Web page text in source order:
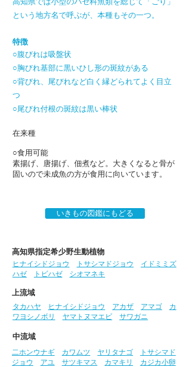
という地方名で呼ぶが、本種もその一つ。
特徴
○腹びれは吸盤状
○胸びれ基部に黒いひし形の斑紋がある
○背びれ、尾びれなど白く縁どられてよく目立
つ
○尾びれ付根の斑紋は黒い棒状
在来種
○食用可能
素揚げ、唐揚げ、佃煮など。大きくなると骨が
固いので未成魚の方が食用に向いています。
いきもの図鑑にもどる
高知県指定希少野生動植物
ヒナイシドジョウ
トサシマドジョウ
イドミミズ
ハゼ
トビハゼ シオマネキ
上流域
タカハヤ
ヒナイシドジョウ アカザ アマゴ
カ
ワヨシノボリ
ヤマトヌマエビ サワガニ
中流域
二ホンウナギ
カワムツ ヤリタナゴ
トサシマド
ジョウ
アユ サツキマス カマキリ
カジカ小卵